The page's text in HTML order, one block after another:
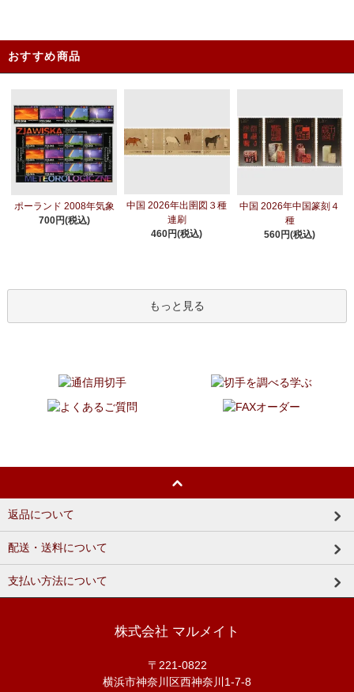
おすすめ商品
ポーランド 2008年気象
700円(税込)
中国 2026年出圉図３種
連刷
460円(税込)
中国 2026年中国篆刻４
種
560円(税込)
もっと見る
返品について
配送・送料について
支払い方法について
株式会社 マルメイト
〒221-0822
横浜市神奈川区西神奈川1-7-8